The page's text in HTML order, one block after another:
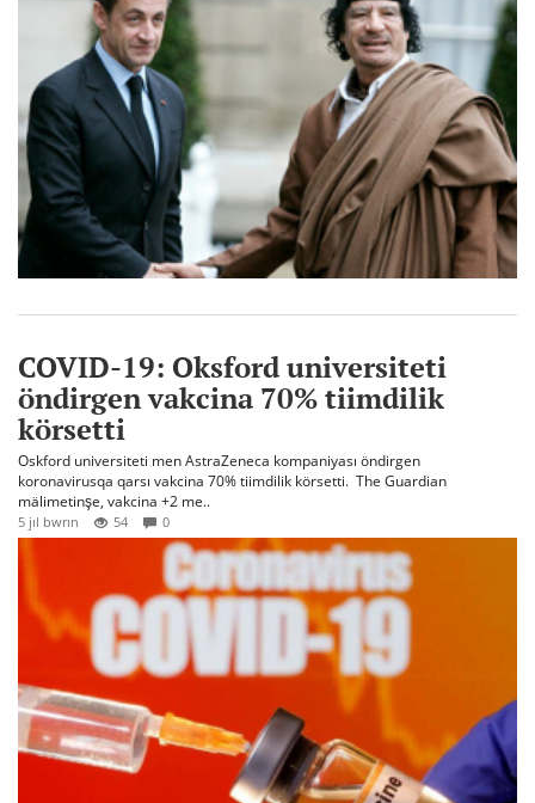
COVID-19: Oksford universiteti
öndirgen vakcina 70% tiimdilik
körsetti
Oskford universiteti men AstraZeneca kompaniyası öndirgen
koronavirusqa qarsı vakcina 70% tiimdilik körsetti. The Guardian
mälimetinşe, vakcina +2 me..
5 jıl bwrın 54 0